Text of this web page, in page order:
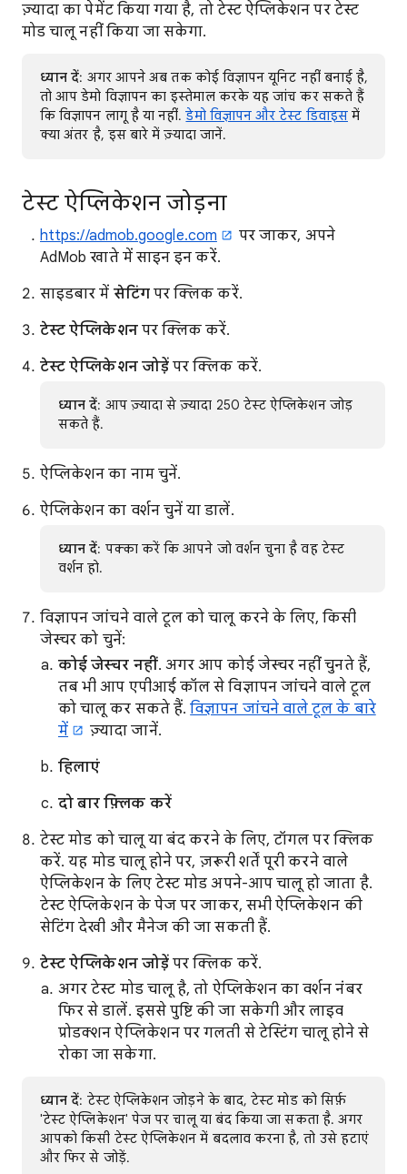
ज़्यादा का पेमेंट किया गया है, तो टेस्ट ऐप्लिकेशन पर टेस्ट
मोड चालू नहीं किया जा सकेगा.
ध्यान दें: अगर आपने अब तक कोई विज्ञापन यूनिट नहीं बनाई है,
तो आप डेमो विज्ञापन का इस्तेमाल करके यह जांच कर सकते हैं
कि विज्ञापन लागू है या नहीं.डेमो विज्ञापन और टेस्ट डिवाइसमें
क्या अंतर है, इस बारे में ज़्यादा जानें.
टेस्ट ऐप्लिकेशन जोड़ना
https://admob.google.com
पर जाकर, अपने
AdMob खाते में साइन इन करें.
साइडबार में सेटिंगपर क्लिक करें.
टेस्ट ऐप्लिकेशनपर क्लिक करें.
टेस्ट ऐप्लिकेशन जोड़ेंपर क्लिक करें.
ध्यान दें: आप ज़्यादा से ज़्यादा 250 टेस्ट ऐप्लिकेशन जोड़
सकते हैं.
ऐप्लिकेशन का नाम चुनें.
ऐप्लिकेशन का वर्शन चुनें या डालें.
ध्यान दें: पक्का करें कि आपने जो वर्शन चुना है वह टेस्ट
वर्शन हो.
विज्ञापन जांचने वाले टूल को चालू करने के लिए, किसी
जेस्चर को चुनें:
कोई जेस्चर नहीं. अगर आप कोई जेस्चर नहीं चुनते हैं,
तब भी आप एपीआई कॉल से विज्ञापन जांचने वाले टूल
को चालू कर सकते हैं.विज्ञापन जांचने वाले टूल के बारे
में
ज़्यादा जानें.
हिलाएं
दो बार फ़्लिक करें
टेस्ट मोड को चालू या बंद करने के लिए, टॉगल पर क्लिक
करें. यह मोड चालू होने पर, ज़रूरी शर्तें पूरी करने वाले
ऐप्लिकेशन के लिए टेस्ट मोड अपने-आप चालू हो जाता है.
टेस्ट ऐप्लिकेशन के पेज पर जाकर, सभी ऐप्लिकेशन की
सेटिंग देखी और मैनेज की जा सकती हैं.
टेस्ट ऐप्लिकेशन जोड़ेंपर क्लिक करें.
अगर टेस्ट मोड चालू है, तो ऐप्लिकेशन का वर्शन नंबर
फिर से डालें. इससे पुष्टि की जा सकेगी और लाइव
प्रोडक्शन ऐप्लिकेशन पर गलती से टेस्टिंग चालू होने से
रोका जा सकेगा.
ध्यान दें: टेस्ट ऐप्लिकेशन जोड़ने के बाद, टेस्ट मोड को सिर्फ़
'टेस्ट ऐप्लिकेशन' पेज पर चालू या बंद किया जा सकता है. अगर
आपको किसी टेस्ट ऐप्लिकेशन में बदलाव करना है, तो उसे हटाएं
और फिर से जोड़ें.